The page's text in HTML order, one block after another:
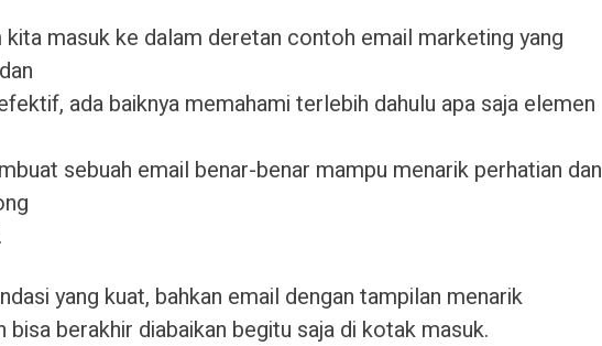
kita masuk ke dalam deretan contoh email marketing yang
ada baiknya memahami terlebih dahulu apa saja elemen
sebuah email benar-benar mampu menarik perhatian dan
yang kuat, bahkan email dengan tampilan menarik
bisa berakhir diabaikan begitu saja di kotak masuk.